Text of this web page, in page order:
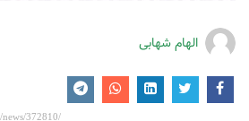
الهام شهابی